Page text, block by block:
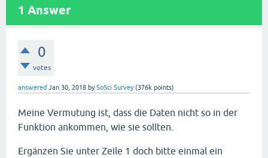
1 Answer
0
votes
answered Jan 30, 2018 bySoSci Survey (376k points)
Meine Vermutung ist, dass die Daten nicht so in der
Funktion ankommen, wie sie sollten.
Ergänzen Sie unter Zeile 1 doch bitte einmal ein